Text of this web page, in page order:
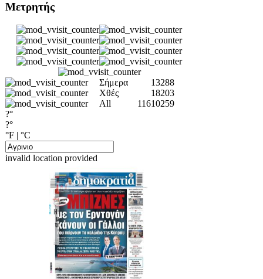
Μετρητής
Σήμερα
13288
Χθές
18203
All
11610259
?°
?°
°F | °C
invalid location provided